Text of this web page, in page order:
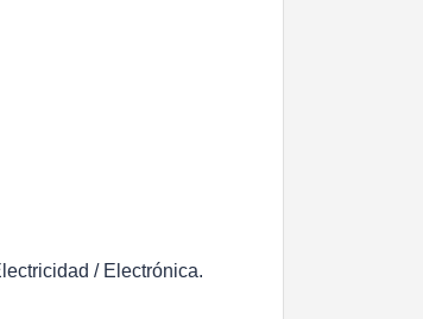
/ Electrónica.